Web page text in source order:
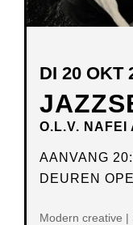
O.L.V. NAFEI
DI 20 OKT
AANVANG
DEUREN
Modern creative |